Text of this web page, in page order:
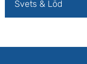
Svets & Löd